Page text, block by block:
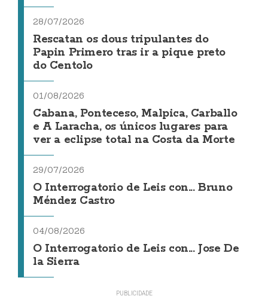
28/07/2026
Rescatan os dous tripulantes do
Papin Primero tras ir a pique preto
do Centolo
01/08/2026
Cabana, Ponteceso, Malpica, Carballo
e A Laracha, os únicos lugares para
ver a eclipse total na Costa da Morte
29/07/2026
O Interrogatorio de Leis con... Bruno
Méndez Castro
04/08/2026
O Interrogatorio de Leis con... Jose De
la Sierra